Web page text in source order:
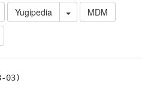
Yugipedia
MDM
03)